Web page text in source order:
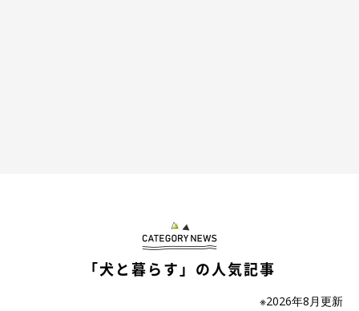
「犬と暮らす」の人気記事
※2026年8月更新